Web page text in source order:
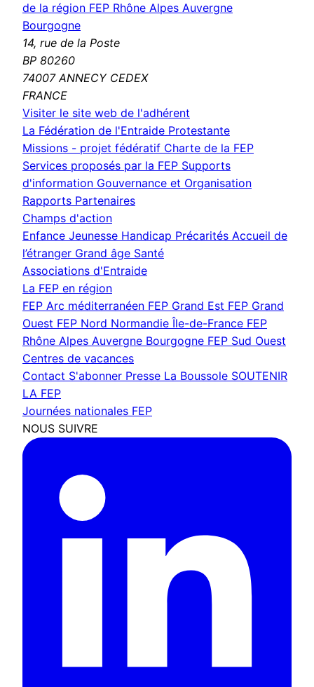
de la région FEP Rhône Alpes Auvergne
Bourgogne
14, rue de la Poste
BP 80260
74007 ANNECY CEDEX
FRANCE
Visiter le site web de l'adhérent
fenêtre)
La Fédération de l'Entraide Protestante
Missions - projet fédératif Charte de la FEP
Services proposés par la FEP Supports
d'information Gouvernance et Organisation
Rapports Partenaires
Champs d'action
Enfance Jeunesse Handicap Précarités Accueil de
l’étranger Grand âge Santé
Associations d'Entraide
La FEP en région
FEP Arc méditerranéen FEP Grand Est FEP Grand
Ouest FEP Nord Normandie Île-de-France FEP
Rhône Alpes Auvergne Bourgogne FEP Sud Ouest
Centres de vacances
Contact S'abonner Presse La Boussole SOUTENIR
LA FEP
Journées nationales FEP
NOUS SUIVRE